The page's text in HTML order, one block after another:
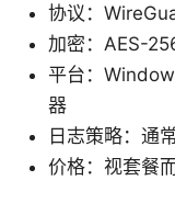
协议：
加密：AES-
平台：
器
日志策略：通
价格：视套餐